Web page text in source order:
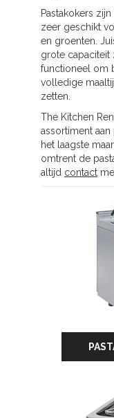
Pastakokers
zeer geschikt
en groenten.
grote capaciteit
functioneel om
volledige
zetten.
The Kitchen
assortiment
het laagste
omtrent de
altijd contact